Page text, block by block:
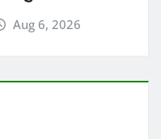
Aug 6, 2026